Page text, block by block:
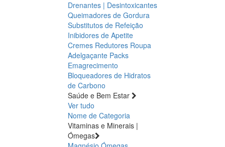
Drenantes | Desintoxicantes
Queimadores de Gordura
Substitutos de Refeição
Inibidores de Apetite
Cremes Redutores Roupa
Adelgaçante Packs
Emagrecimento
Bloqueadores de Hidratos
de Carbono
Saúde e Bem Estar
Ver tudo
Nome de Categoria
Vitaminas e Minerais |
Ómegas